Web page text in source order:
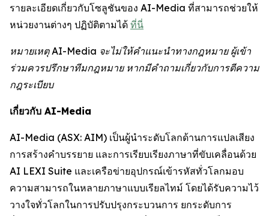
รายละเอียดเกี่ยวกับโซลูชันของ AI-Media ที่สามารถช่วยให้
หน่วยงานต่างๆ ปฏิบัติตามได้ ที่นี่
หมายเหตุ AI-Media จะไม่ให้คำแนะนำทางกฎหมาย ผู้เข้า
ร่วมควรปรึกษาทีมกฎหมาย หากมีคำถามเกี่ยวกับการตีความ
กฎระเบียบ
เกี่ยวกับ AI-Media
AI-Media (ASX: AIM) เป็นผู้นำระดับโลกด้านการแปลเสียง
การสร้างคำบรรยาย และการเรียบเรียงภาษาที่ขับเคลื่อนด้วย
AI LEXI Suite และเครือข่ายอุปกรณ์เข้ารหัสทั่วโลกมอบ
ความสามารถในหลายภาษาแบบเรียลไทม์ โดยได้รับความไว้
วางใจทั่วโลกในการปรับปรุงกระบวนการ ยกระดับการ